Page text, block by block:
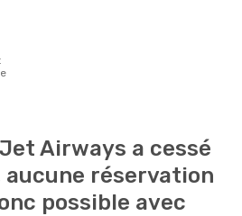
Jet Airways a cessé
réservation
possible avec